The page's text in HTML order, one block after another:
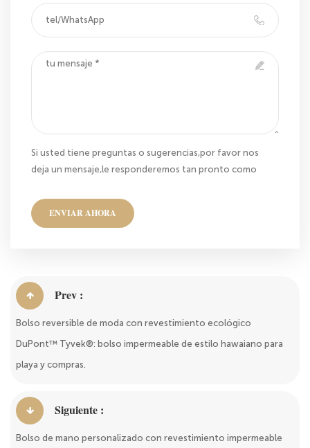
Si usted tiene preguntas o sugerencias,por favor nos
deja un mensaje,le responderemos tan pronto como
ENVIAR AHORA
Prev :
Bolso reversible de moda con revestimiento ecológico
DuPont™ Tyvek®: bolso impermeable de estilo hawaiano para
playa y compras.
Siguiente :
Bolso de mano personalizado con revestimiento impermeable